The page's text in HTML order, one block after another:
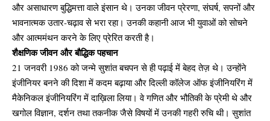
और असाधारण बुद्धिमत्ता वाले इंसान थे। उनका जीवन प्रेरणा, संघर्ष, सपनों और
भावनात्मक उतार-चढ़ाव से भरा रहा। उनकी कहानी आज भी युवाओं को सोचने
और आत्ममंथन करने के लिए प्रेरित करती है।
शैक्षणिक जीवन और बौद्धिक पहचान
21 जनवरी 1986 को जन्मे सुशांत बचपन से ही पढ़ाई में बेहद तेज़ थे। उन्होंने
इंजीनियर बनने की दिशा में कदम बढ़ाया और दिल्ली कॉलेज ऑफ इंजीनियरिंग में
मैकेनिकल इंजीनियरिंग में दाख़िला लिया। वे गणित और भौतिकी के प्रेमी थे और
खगोल विज्ञान, दर्शन तथा तकनीक जैसे विषयों में उनकी गहरी रुचि थी। सुशांत